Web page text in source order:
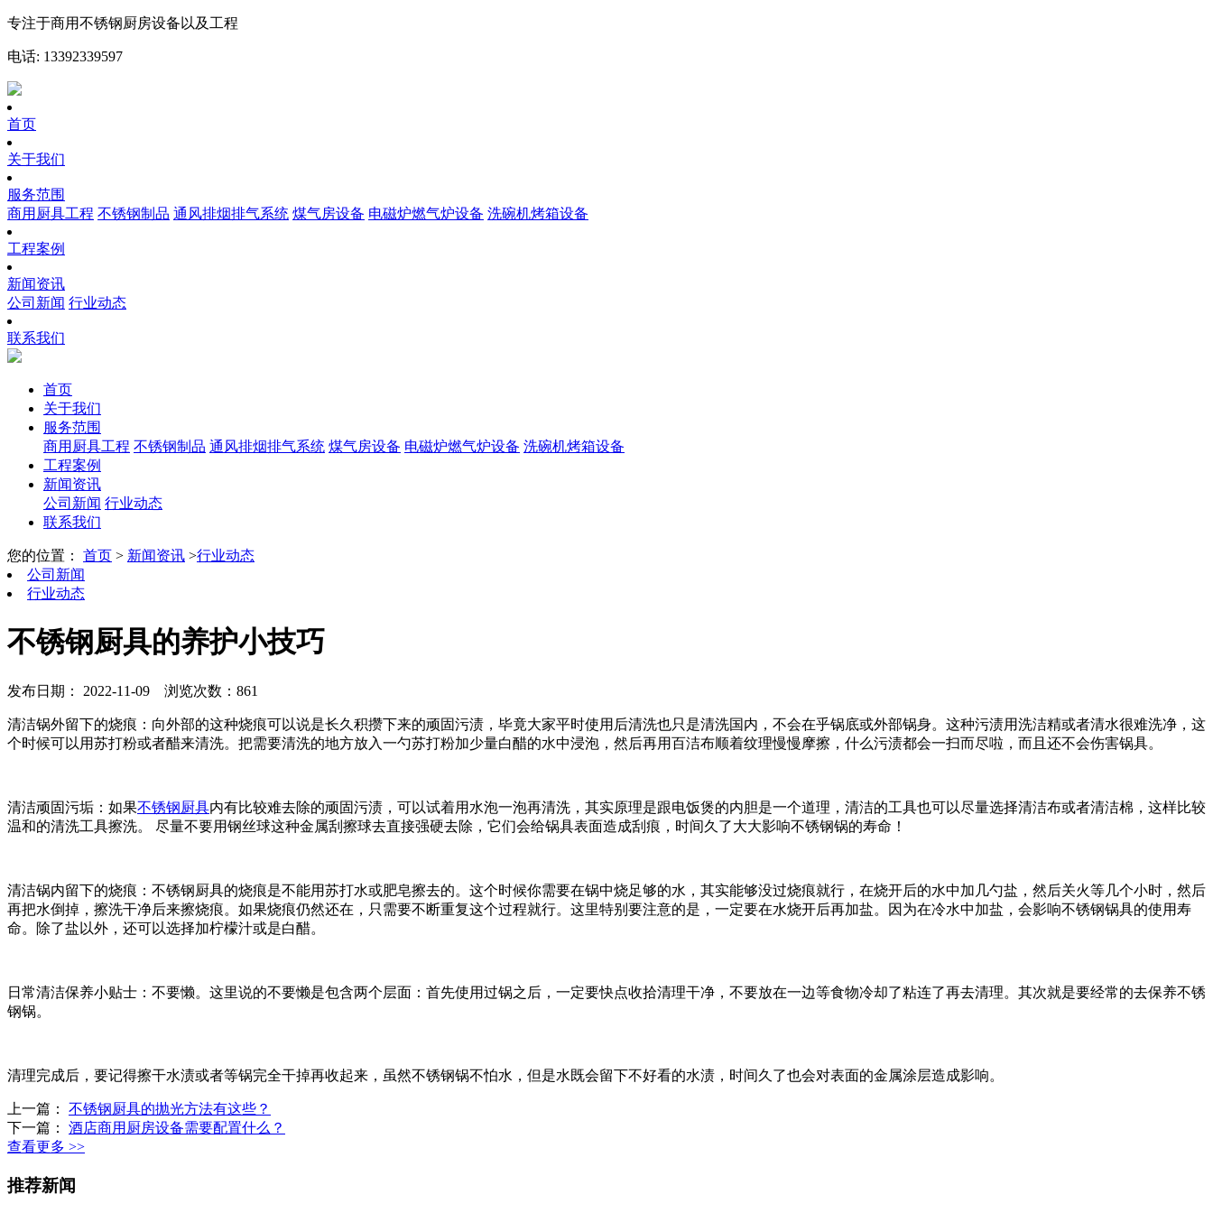
专注于商用不锈钢厨房设备以及工程
电话: 13392339597
首页
关于我们
服务范围
商用厨具工程 不锈钢制品 通风排烟排气系统 煤气房设备 电磁炉燃气炉设备 洗碗机烤箱设备
工程案例
新闻资讯
公司新闻 行业动态
联系我们
首页
关于我们
服务范围
商用厨具工程 不锈钢制品 通风排烟排气系统 煤气房设备 电磁炉燃气炉设备 洗碗机烤箱设备
工程案例
新闻资讯
公司新闻 行业动态
联系我们
您的位置： 首页 > 新闻资讯 >行业动态
公司新闻
行业动态
不锈钢厨具的养护小技巧
发布日期： 2022-11-09 浏览次数：861
清洁锅外留下的烧痕：向外部的这种烧痕可以说是长久积攒下来的顽固污渍，毕竟大家平时使用后清洗也只是清洗国内，不会在乎锅底或外部锅身。这种污渍用洗洁精或者清水很难洗净，这
个时候可以用苏打粉或者醋来清洗。把需要清洗的地方放入一勺苏打粉加少量白醋的水中浸泡，然后再用百洁布顺着纹理慢慢摩擦，什么污渍都会一扫而尽啦，而且还不会伤害锅具。
清洁顽固污垢：如果不锈钢厨具内有比较难去除的顽固污渍，可以试着用水泡一泡再清洗，其实原理是跟电饭煲的内胆是一个道理，清洁的工具也可以尽量选择清洁布或者清洁棉，这样比较
温和的清洗工具擦洗。 尽量不要用钢丝球这种金属刮擦球去直接强硬去除，它们会给锅具表面造成刮痕，时间久了大大影响不锈钢锅的寿命！
清洁锅内留下的烧痕：不锈钢厨具的烧痕是不能用苏打水或肥皂擦去的。这个时候你需要在锅中烧足够的水，其实能够没过烧痕就行，在烧开后的水中加几勺盐，然后关火等几个小时，然后
再把水倒掉，擦洗干净后来擦烧痕。如果烧痕仍然还在，只需要不断重复这个过程就行。这里特别要注意的是，一定要在水烧开后再加盐。因为在冷水中加盐，会影响不锈钢锅具的使用寿
命。除了盐以外，还可以选择加柠檬汁或是白醋。
日常清洁保养小贴士：不要懒。这里说的不要懒是包含两个层面：首先使用过锅之后，一定要快点收拾清理干净，不要放在一边等食物冷却了粘连了再去清理。其次就是要经常的去保养不锈
钢锅。
清理完成后，要记得擦干水渍或者等锅完全干掉再收起来，虽然不锈钢锅不怕水，但是水既会留下不好看的水渍，时间久了也会对表面的金属涂层造成影响。
上一篇： 不锈钢厨具的抛光方法有这些？
下一篇： 酒店商用厨房设备需要配置什么？
查看更多 >>
推荐新闻